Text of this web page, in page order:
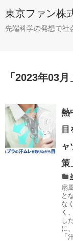
東京ファン株
先端科学の発想で社
「 2023年03月
熱
ャ
策
扇
と
な
く
し
に
「